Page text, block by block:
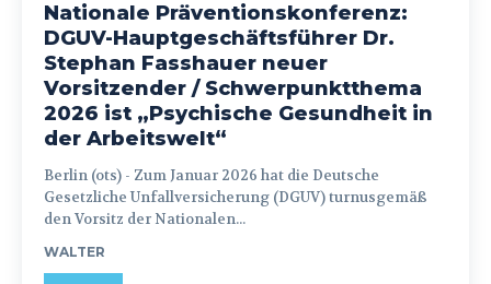
Nationale Präventionskonferenz:
DGUV-Hauptgeschäftsführer Dr.
Stephan Fasshauer neuer
Vorsitzender / Schwerpunktthema
2026 ist „Psychische Gesundheit in
der Arbeitswelt“
Berlin (ots) - Zum Januar 2026 hat die Deutsche
Gesetzliche Unfallversicherung (DGUV) turnusgemäß
den Vorsitz der Nationalen...
WALTER